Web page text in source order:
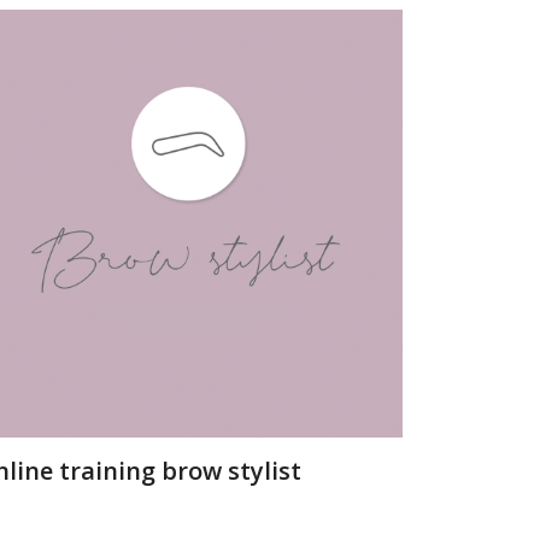
training brow stylist